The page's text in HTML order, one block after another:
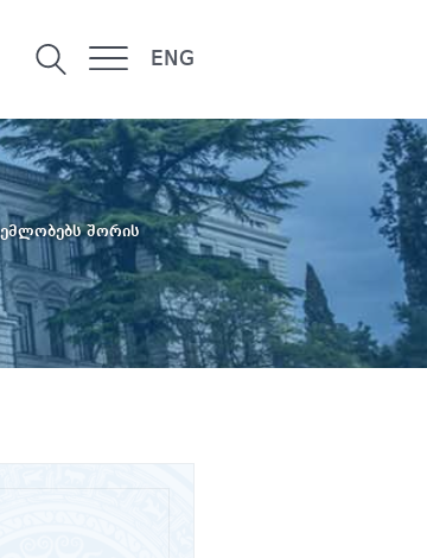
ENG
შორის